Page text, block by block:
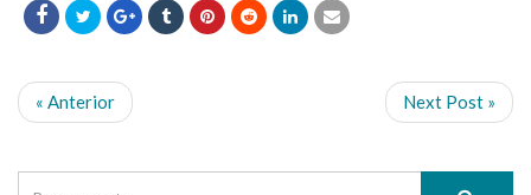
« Anterior Next Post »